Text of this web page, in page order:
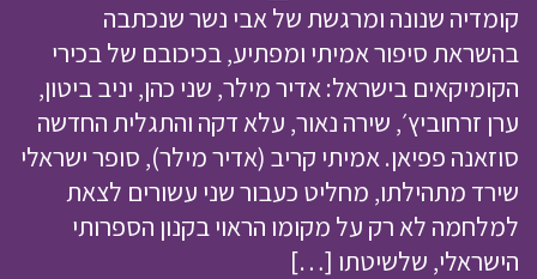
קומדיה שנונה ומרגשת של אבי נשר שנכתבה
בהשראת סיפור אמיתי ומפתיע, בכיכובם של בכירי
הקומיקאים בישראל: אדיר מילר, שני כהן, יניב ביטון,
ערן זרחוביץ׳, שירה נאור, עלא דקה והתגלית החדשה
סוזאנה פפיאן. אמיתי קריב (אדיר מילר), סופר ישראלי
שירד מתהילתו, מחליט כעבור שני עשורים לצאת
למלחמה לא רק על מקומו הראוי בקנון הספרותי
הישראלי, שלשיטתו […]